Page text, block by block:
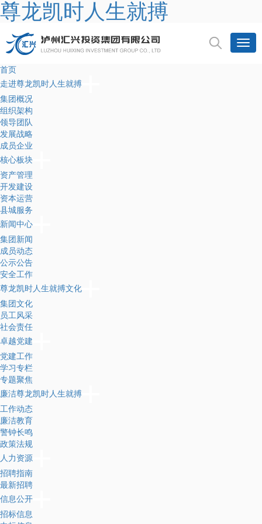
尊龙凯时人生就搏
首页
走进尊龙凯时人生就搏
集团概况
组织架构
领导团队
发展战略
成员企业
核心板块
资产管理
开发建设
资本运营
县城服务
新闻中心
集团新闻
成员动态
公示公告
安全工作
尊龙凯时人生就搏文化
集团文化
员工风采
社会责任
卓越党建
党建工作
学习专栏
专题聚焦
廉洁尊龙凯时人生就搏
工作动态
廉洁教育
警钟长鸣
政策法规
人力资源
招聘指南
最新招聘
信息公开
招标信息